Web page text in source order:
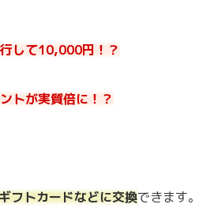
して10,000円！？
トが実質倍に！？
フトカードなどに交換できます。